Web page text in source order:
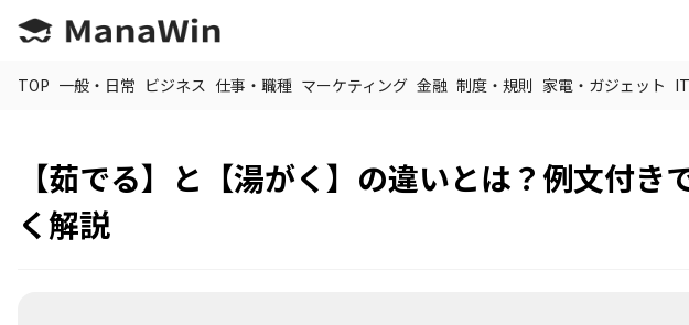
TOP 一般・日常 ビジネス 仕事・職種 マーケティング 金融 制度・規則 家電・ガジェット
【茹でる】と【湯がく】の違いとは？例文付
く解説